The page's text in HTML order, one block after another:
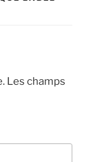
Les champs